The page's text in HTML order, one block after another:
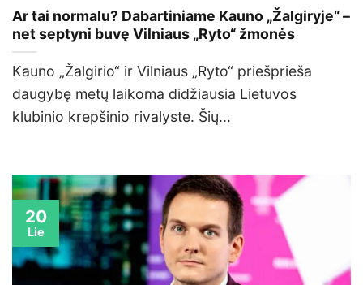
Ar tai normalu? Dabartiniame Kauno „Žalgiryje“ –
net septyni buvę Vilniaus „Ryto“ žmonės
Kauno „Žalgirio“ ir Vilniaus „Ryto“ priešprieša
daugybę metų laikoma didžiausia Lietuvos
klubinio krepšinio rivalyste. Šių...
20
Lie